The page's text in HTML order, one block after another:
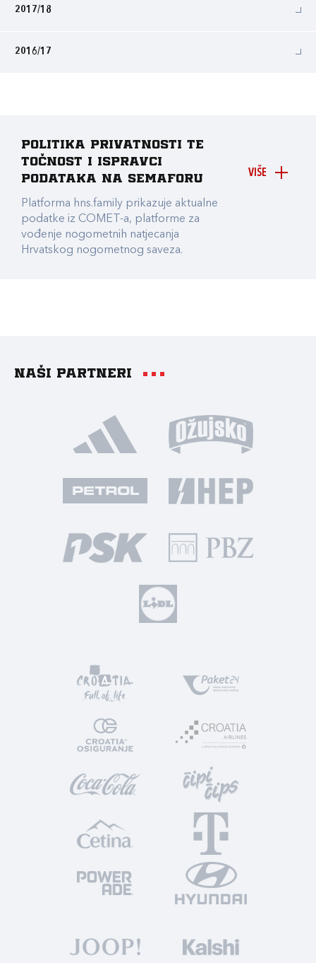
2017/18
2016/17
VIŠE
Politika privatnosti te
točnost i ispravci
podataka na Semaforu
Platforma hns.family prikazuje aktualne
podatke iz COMET-a, platforme za
vođenje nogometnih natjecanja
Hrvatskog nogometnog saveza.
Naši partneri